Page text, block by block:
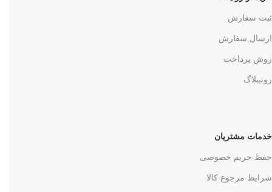
ثبت سفارش
ارسال سفارش
روش پرداخت
رونیبلاگ
خدمات مشتریان
حفظ حریم خصوصی
شرایط مرجوع کالا